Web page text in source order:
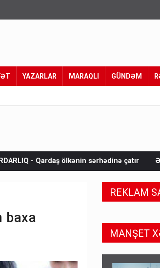
YAZARLAR MARAQLI GÜNDƏM
sərhədinə çatır Əhaliyə hava ilə
baxa
REKLAM
MANŞET